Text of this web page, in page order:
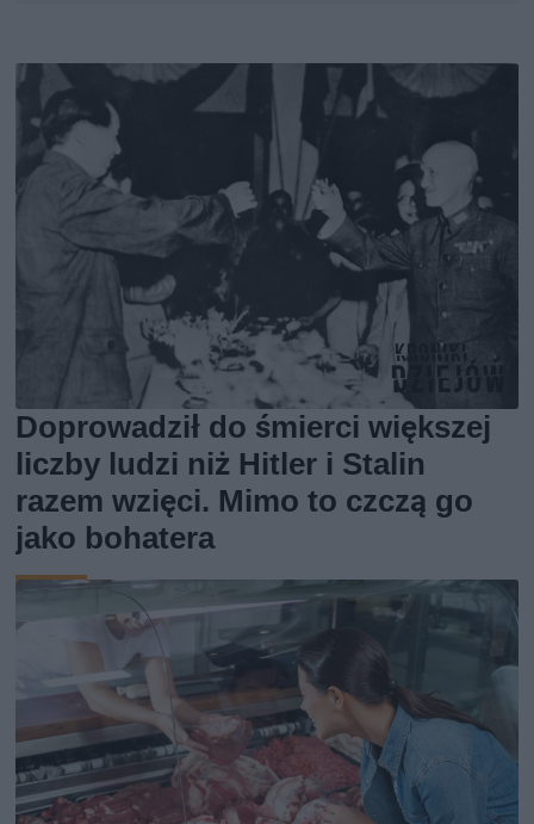
Doprowadził do śmierci większej
liczby ludzi niż Hitler i Stalin
razem wzięci. Mimo to czczą go
jako bohatera